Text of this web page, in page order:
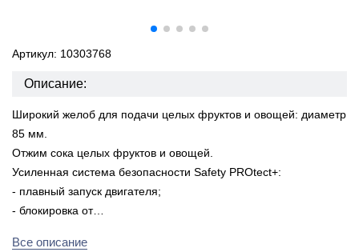
Артикул: 10303768
Описание:
Широкий желоб для подачи целых фруктов и овощей: диаметр
85 мм.
Отжим сока целых фруктов и овощей.
Усиленная система безопасности Safety PROtect+:
- плавный запуск двигателя;
- блокировка от…
Все описание